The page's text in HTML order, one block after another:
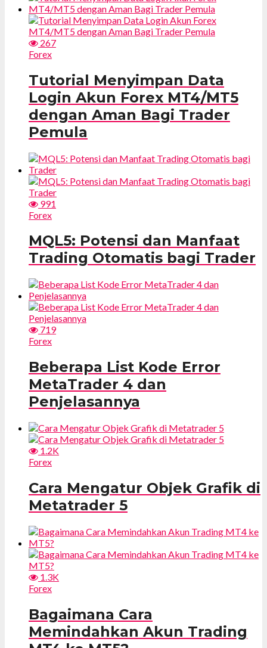
267
Forex
Tutorial Menyimpan Data
Login Akun Forex MT4/MT5
dengan Aman Bagi Trader
Pemula
991
Forex
MQL5: Potensi dan Manfaat
Trading Otomatis bagi Trader
719
Forex
Beberapa List Kode Error
MetaTrader 4 dan
Penjelasannya
1.2K
Forex
Cara Mengatur Objek Grafik di
Metatrader 5
1.3K
Forex
Bagaimana Cara
Memindahkan Akun Trading